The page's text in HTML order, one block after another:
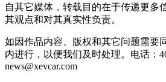
自其它媒体，转载目的在于传递更多
其观点和对其真实性负责。
如因作品内容、版权和其它问题需要
内进行，以便我们及时处理。电话：
news@xevcar.com